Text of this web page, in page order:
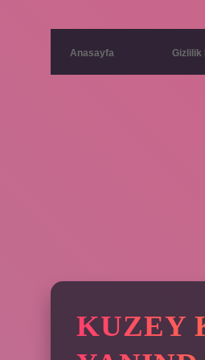
Anasayfa Gizlilik
KUZEY